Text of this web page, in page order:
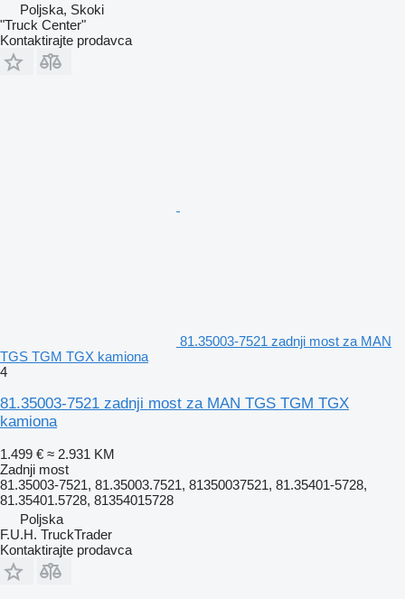
Poljska, Skoki
"Truck Center"
Kontaktirajte prodavca
81.35003-7521 zadnji most za MAN
TGS TGM TGX kamiona
4
81.35003-7521 zadnji most za MAN TGS TGM TGX
kamiona
1.499 € ≈ 2.931 KM
Zadnji most
81.35003-7521, 81.35003.7521, 81350037521, 81.35401-5728,
81.35401.5728, 81354015728
Poljska
F.U.H. TruckTrader
Kontaktirajte prodavca